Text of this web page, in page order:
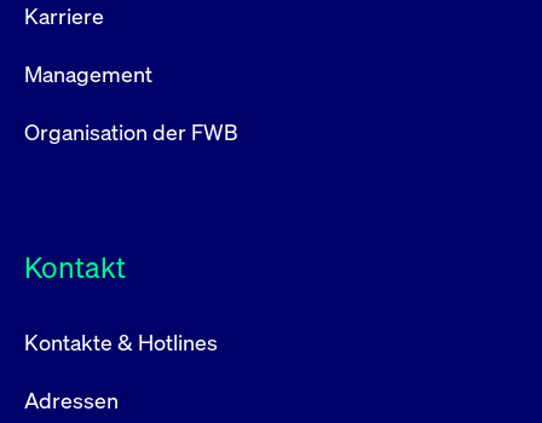
Karriere
Management
Organisation der FWB
Kontakt
Kontakte & Hotlines
Adressen